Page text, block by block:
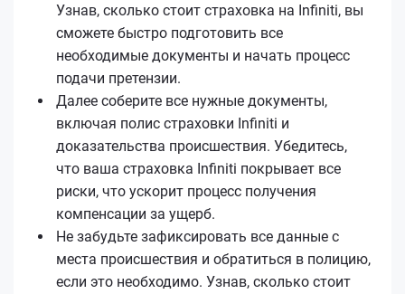
Узнав, сколько стоит страховка на Infiniti, вы
сможете быстро подготовить все
необходимые документы и начать процесс
подачи претензии.
Далее соберите все нужные документы,
включая полис страховки Infiniti и
доказательства происшествия. Убедитесь,
что ваша страховка Infiniti покрывает все
риски, что ускорит процесс получения
компенсации за ущерб.
Не забудьте зафиксировать все данные с
места происшествия и обратиться в полицию,
если это необходимо. Узнав, сколько стоит